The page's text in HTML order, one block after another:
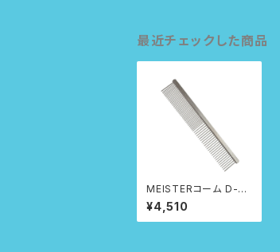
最近チェックした商品
MEISTERコーム D-19
0
¥4,510